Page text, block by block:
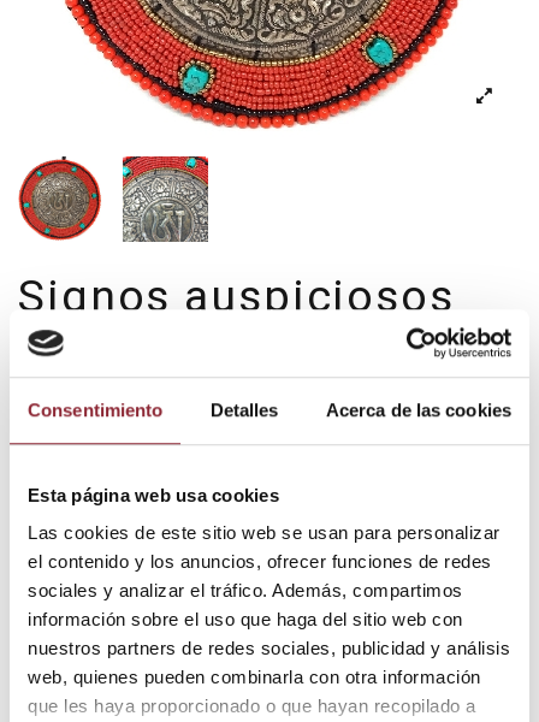
Consentimiento Detalles Acerca de las cookies
Esta página web usa cookies
Las cookies de este sitio web se usan para personalizar
el contenido y los anuncios, ofrecer funciones de redes
sociales y analizar el tráfico. Además, compartimos
información sobre el uso que haga del sitio web con
nuestros partners de redes sociales, publicidad y análisis
web, quienes pueden combinarla con otra información
que les haya proporcionado o que hayan recopilado a
Signos auspiciosos
en metal 25 cms.
59,90 €
Impuestos incluidos
Signos auspiciosos del Budismo tibetano grabados en metal
con incrustaciones de pedrería alrededor. Para colgar en pared.
Medidas: 25 cms. diámetro
Añadir al carrito